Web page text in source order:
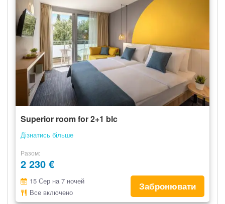
Superior room for 2+1 blc
Дізнатись більше
Разом
2 230 €
15 Сер на 7 ночей
Все включено
Забронювати